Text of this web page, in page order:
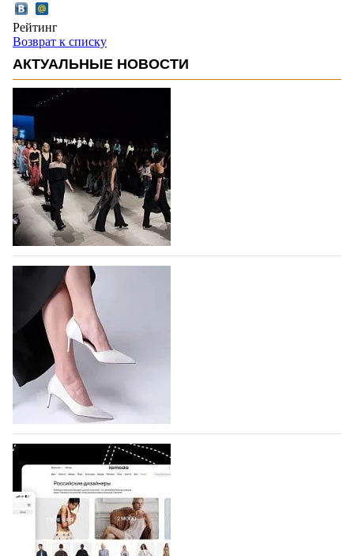
Рейтинг
Возврат к списку
АКТУАЛЬНЫЕ НОВОСТИ
На участие в Московской неделе моды
подано 1047 заявок
На участие в седьмой Московской неделе моды,
которая пройдет в российской столице с 26 сентября
по 1 октября, уже подано 1047 заявок. Примерно
половину из них (494) прислали дизайнеры,
коллекции которых не были представлены в…
07.08.2026 542
BALLINA представит свои новинки на Euro
Shoes
Компания BALLINA Guangzhou Lihuang Footwear
Co., Ltd., основанная в 2011 году и расположенная в
Гуанчжоу, столице моды Китая, является